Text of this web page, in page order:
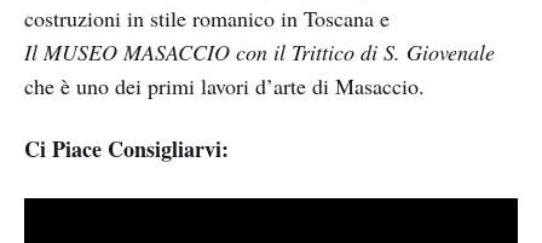
costruzioni in stile romanico in Toscana e
Il MUSEO MASACCIO con il Trittico di S. Giovenale
che è uno dei primi lavori d’arte di Masaccio.
Ci Piace Consigliarvi: